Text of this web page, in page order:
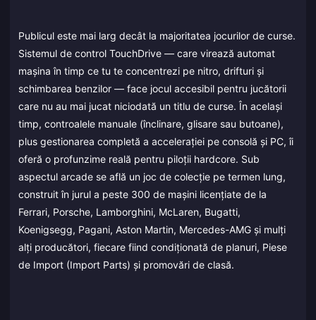
Publicul este mai larg decât la majoritatea jocurilor de curse.
Sistemul de control TouchDrive — care virează automat
mașina în timp ce tu te concentrezi pe nitro, drifturi și
schimbarea benzilor — face jocul accesibil pentru jucătorii
care nu au mai jucat niciodată un titlu de curse. În același
timp, controalele manuale (înclinare, glisare sau butoane),
plus gestionarea completă a accelerației pe consolă și PC, îi
oferă o profunzime reală pentru piloții hardcore. Sub
aspectul arcade se află un joc de colecție pe termen lung,
construit în jurul a peste 300 de mașini licențiate de la
Ferrari, Porsche, Lamborghini, McLaren, Bugatti,
Koenigsegg, Pagani, Aston Martin, Mercedes-AMG și mulți
alți producători, fiecare fiind condiționată de planuri, Piese
de Import (Import Parts) și promovări de clasă.